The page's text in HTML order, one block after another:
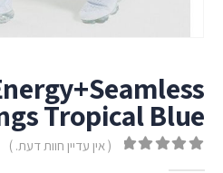
Tropical Blue
( אין עדיין חוות דעת. )